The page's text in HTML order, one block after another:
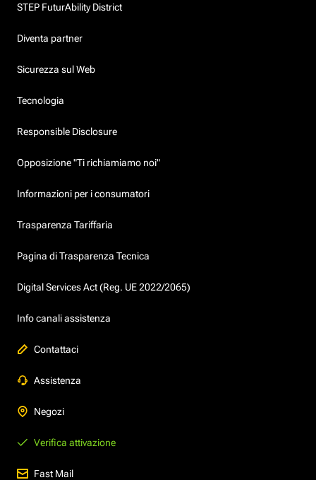
STEP FuturAbility District
Diventa partner
Sicurezza sul Web
Tecnologia
Responsible Disclosure
Opposizione "Ti richiamiamo noi"
Informazioni per i consumatori
Trasparenza Tariffaria
Pagina di Trasparenza Tecnica
Digital Services Act (Reg. UE 2022/2065)
Info canali assistenza
Contattaci
Assistenza
Negozi
Verifica attivazione
Fast Mail